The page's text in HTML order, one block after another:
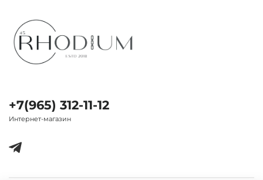
+7(965) 312-11-12
Интернет-магазин